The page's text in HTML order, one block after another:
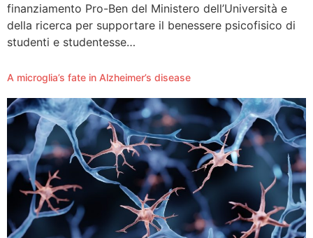
finanziamento Pro-Ben del Ministero dell’Università e
della ricerca per supportare il benessere psicofisico di
studenti e studentesse…
A microglia’s fate in Alzheimer’s disease